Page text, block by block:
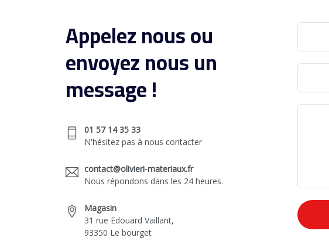
Appelez nous ou
envoyez nous un
message !
01 57 14 35 33
N'hésitez pas à nous contacter
contact@olivieri-materiaux.fr
Nous répondons dans les 24 heures.
Magasin
31 rue Edouard Vaillant,
93350 Le bourget